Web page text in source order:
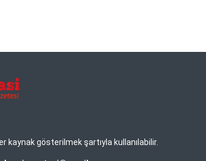
kaynak gösterilmek şartıyla kullanılabilir.